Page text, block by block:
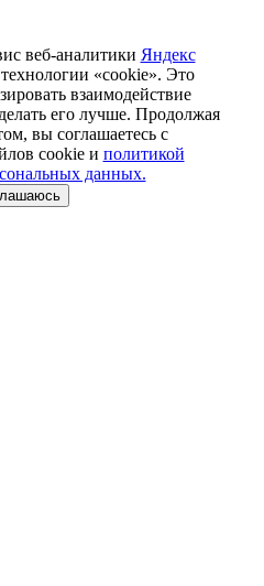
веб-аналитики Яндекс
«cookie». Это
взаимодействие
его лучше. Продолжая
вы соглашаетесь с
cookie и политикой
данных.